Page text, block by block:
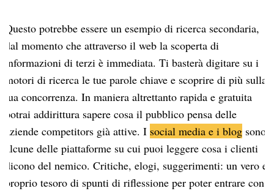
Questo potrebbe essere un esempio di ricerca secondaria,
dal momento che attraverso il web la scoperta di
informazioni di terzi è immediata. Ti basterà digitare su i
motori di ricerca le tue parole chiave e scoprire di più sulla
tua concorrenza. In maniera altrettanto rapida e gratuita
potrai addirittura sapere cosa il pubblico pensa delle
aziende competitors già attive. I social media e i blog sono
alcune delle piattaforme su cui puoi leggere cosa i clienti
dicono del nemico. Critiche, elogi, suggerimenti: un vero e
proprio tesoro di spunti di riflessione per poter entrare con